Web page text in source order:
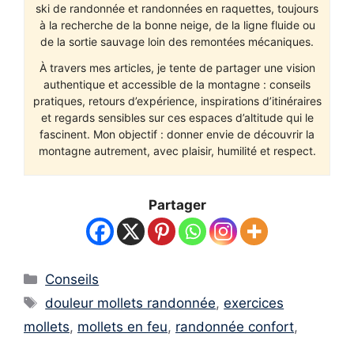
ski de randonnée et randonnées en raquettes, toujours
à la recherche de la bonne neige, de la ligne fluide ou
de la sortie sauvage loin des remontées mécaniques.
À travers mes articles, je tente de partager une vision
authentique et accessible de la montagne : conseils
pratiques, retours d’expérience, inspirations d’itinéraires
et regards sensibles sur ces espaces d’altitude qui le
fascinent. Mon objectif : donner envie de découvrir la
montagne autrement, avec plaisir, humilité et respect.
Partager
Catégories
Conseils
Étiquettes
douleur mollets randonnée,exercices
mollets, mollets en feu, randonnée confort,